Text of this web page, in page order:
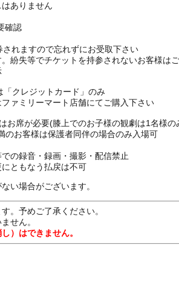
ありません
確認
れますので忘れずにお受取下さい
紛失等でチケットを持参されないお客様は
クレジットカード」のみ
ァミリーマート店舗にてご購入下さい
お席が必要(膝上でのお子様の観劇は1名様の
お客様は保護者同伴の場合のみ入場可
の録音・録画・撮影・配信禁止
ともなう払戻は不可
い場合がございます。
。予めご了承ください。
せん。
）はできません。